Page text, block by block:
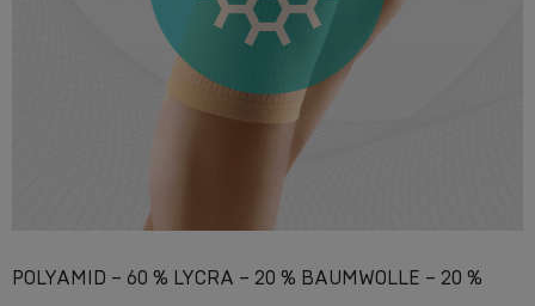
POLYAMID – 60 % LYCRA – 20 % BAUMWOLLE – 20 %